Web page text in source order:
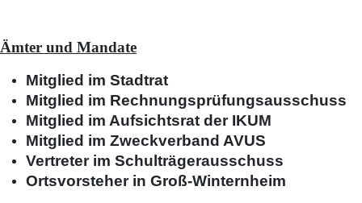
Ämter und Mandate
Mitglied im Stadtrat
Mitglied im Rechnungsprüfungsausschuss
Mitglied im Aufsichtsrat der IKUM
Mitglied im Zweckverband AVUS
Vertreter im Schulträgerausschuss
Ortsvorsteher in Groß-Winternheim